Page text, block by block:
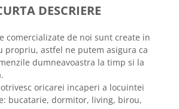
DESCRIERE
comercializate de noi sunt create in
propriu, astfel ne putem asigura ca
dumneavoastra la timp si la
oricarei incaperi a locuintei
bucatarie, dormitor, living, birou,